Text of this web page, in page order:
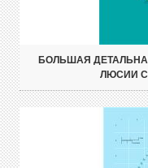
БОЛЬШАЯ
ЛЮСИИ С